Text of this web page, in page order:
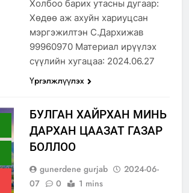
Холбоо барих утасны дугаар:
Хөдөө аж ахуйн хариуцсан
мэргэжилтэн С.Дархижав
99960970 Материал ирүүлэх
сүүлийн хугацаа: 2024.06.27
Үргэлжлүүлэх
БУЛГАН ХАЙРХАН МИНЬ
ДАРХАН ЦААЗАТ ГАЗАР
БОЛЛОО
gunerdene gurjab
2024-06-
07
0 1 mins